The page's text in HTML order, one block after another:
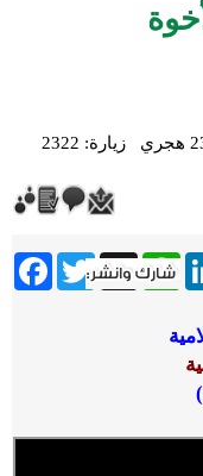
زيارة: 2322
Twitter X
WhatsApp
)